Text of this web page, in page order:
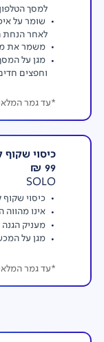
סקירת מצלמה
• צילום וידאו
למסך
שומר על
לאחר הנחת
משמר את
מגן על
וחפצים
*עד גמר המלאי, לפחות
99 ₪
SOLO
כיסוי
אינו
מעניק
מגן על
*עד גמר המלאי, לפחות